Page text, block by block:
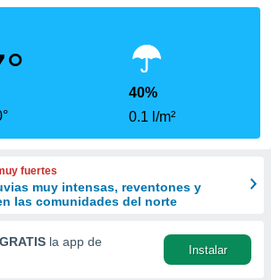
40%
0.1 l/m²
fuertes
muy intensas, reventones y
las comunidades del norte
GRATIS la app de
Instalar